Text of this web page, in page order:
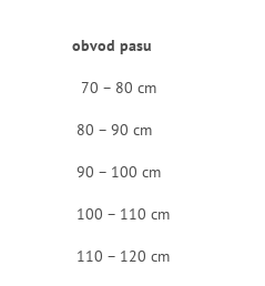
pasu
cm
cm
cm
cm
cm